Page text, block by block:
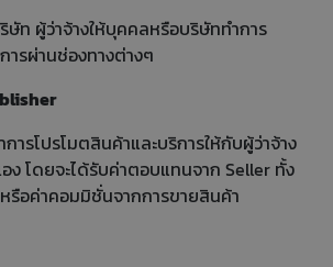
ท ผู้ว่าจ้างให้บุคคลหรือบริษัททำการ
ารผ่านช่องทางต่างๆ
รโปรโมตสินค้าและบริการให้กับผู้ว่าจ้าง
ง โดยจะได้รับค่าตอบแทนจาก Seller ทั้ง
รือค่าคอมมิชั่นจากการขายสินค้า